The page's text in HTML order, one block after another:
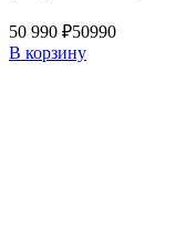
50 990 ₽50990
В корзину